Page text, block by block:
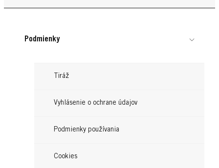
Podmienky
Tiráž
Vyhlásenie o ochrane údajov
Podmienky používania
Cookies